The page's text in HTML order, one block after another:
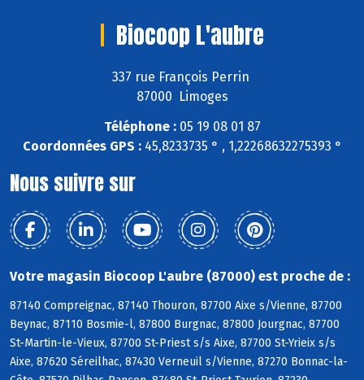
Biocoop L'aubre
337 rue François Perrin
87000 Limoges
Téléphone :05 19 08 01 87
Coordonnées GPS :45,8233735 ° , 1,22268632275393 °
Nous suivre sur
Votre magasin Biocoop L'aubre (87000) est proche de :
87140 Compreignac, 87140 Thouron, 87700 Aixe s/Vienne, 87700
Beynac, 87110 Bosmie-l, 87800 Burgnac, 87800 Jourgnac, 87700
St-Martin-le-Vieux, 87700 St-Priest s/s Aixe, 87700 St-Yrieix s/s
Aixe, 87620 Séreilhac, 87430 Verneuil s/Vienne, 87270 Bonnac-la-